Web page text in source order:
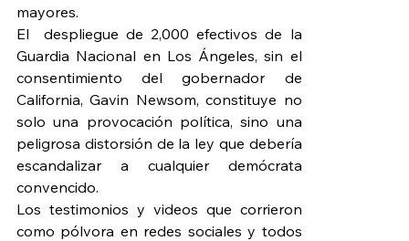
mayores.
El  despliegue de 2,000 efectivos de la
Guardia Nacional en Los Ángeles, sin el
consentimiento del gobernador de
California, Gavin Newsom, constituye no
solo una provocación política, sino una
peligrosa distorsión de la ley que debería
escandalizar a cualquier demócrata
convencido.
Los testimonios y videos que corrieron
como pólvora en redes sociales y todos